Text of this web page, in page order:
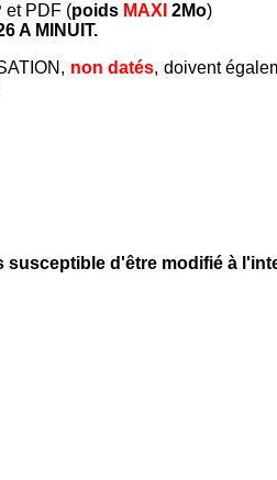
et PDF (poids MAXI 2Mo)
A MINUIT.
non datés, doivent
susceptible d'être modifié à